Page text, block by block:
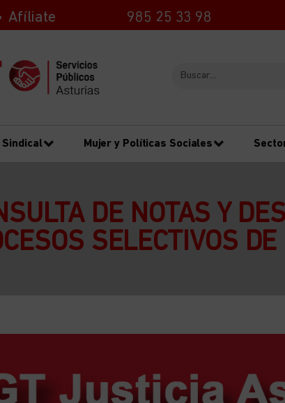
Afíliate 985 25 33 98
Sindical Mujer y Políticas Sociales
DE NOTAS Y
SELECTIVOS